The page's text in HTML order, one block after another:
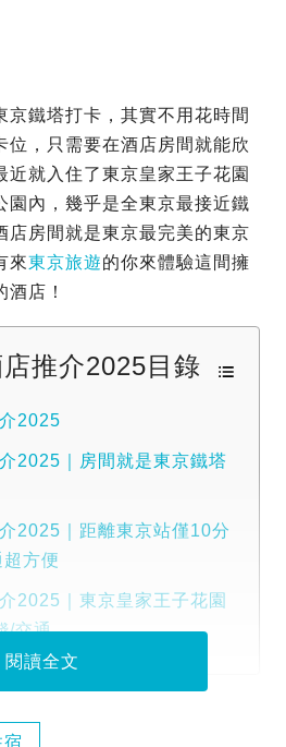
京鐵塔打卡，其實不用花時間
位，只需要在酒店房間就能欣
近就入住了東京皇家王子花園
園內，幾乎是全東京最接近鐵
店房間就是東京最完美的東京
來東京旅遊的你來體驗這間擁
店！
推介2025目錄
2025
2025｜房間就是東京鐵塔
2025｜距離東京站僅10分
方便
2025｜東京皇家王子花園
/交通
閱讀全文
宿